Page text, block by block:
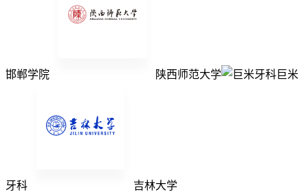
邯郸学院 陕西师范大学 巨米
牙科 吉林大学